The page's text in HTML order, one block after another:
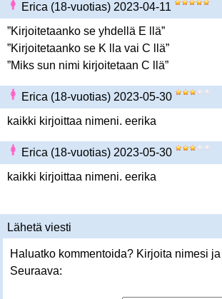
Erica (18-vuotias) 2023-04-11
”Kirjoitetaanko se yhdellä E llä”
”Kirjoitetaanko se K lla vai C llä”
”Miks sun nimi kirjoitetaan C llä”
Erica (18-vuotias) 2023-05-30
kaikki kirjoittaa nimeni. eerika
Erica (18-vuotias) 2023-05-30
kaikki kirjoittaa nimeni. eerika
Lähetä viesti
Haluatko kommentoida? Kirjoita nimesi
Seuraava: